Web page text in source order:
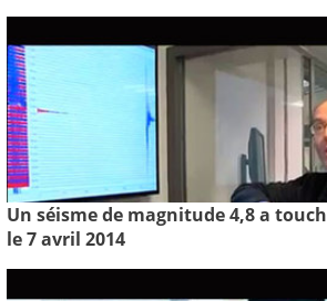
Un séisme de magnitude 4,8 a
le 7 avril 2014